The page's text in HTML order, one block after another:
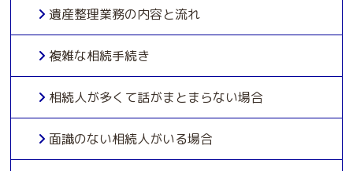
遺産整理業務の内容と流れ
複雑な相続手続き
相続人が多くて話がまとまらない場合
面識のない相続人がいる場合